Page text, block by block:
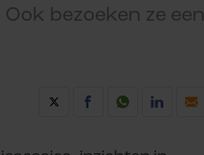
bezoeken ze een